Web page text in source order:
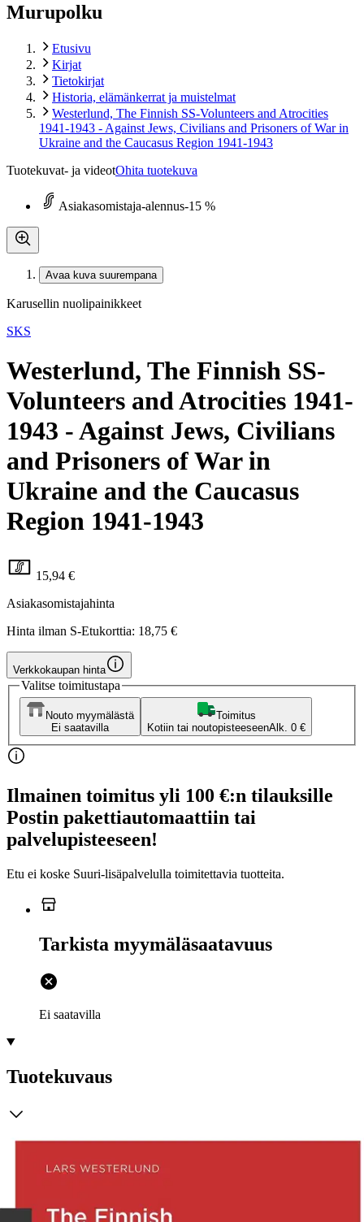
Murupolku
Etusivu
Kirjat
Tietokirjat
Historia, elämänkerrat ja muistelmat
Westerlund, The Finnish SS-Volunteers and Atrocities
1941-1943 - Against Jews, Civilians and Prisoners of War in
Ukraine and the Caucasus Region 1941-1943
Tuotekuvat- ja videotOhita tuotekuva
Asiakasomistaja-alennus-15 %
Avaa kuva suurempana
Karusellin nuolipainikkeet
SKS
Westerlund, The Finnish SS-
Volunteers and Atrocities 1941-
1943 - Against Jews, Civilians
and Prisoners of War in
Ukraine and the Caucasus
Region 1941-1943
15,94 €
Asiakasomistajahinta
Hinta ilman S-Etukorttia: 18,75 €
Verkkokaupan hinta
Valitse toimitustapa
Nouto myymälästä
Ei saatavilla
Toimitus
Kotiin tai noutopisteeseenAlk. 0 €
Ilmainen toimitus yli 100 €:n tilauksille
Postin pakettiautomaattiin tai
palvelupisteeseen!
Etu ei koske Suuri‑lisäpalvelulla toimitettavia tuotteita.
Tarkista myymäläsaatavuus
Ei saatavilla
Tuotekuvaus
In the spring of 1941, Finland began to recruit volunteers to serve in
the German Waffen-SS. After the perils of the Winter War of 1939-
40, the Finnish government and the military high command wanted
Union, even in the wake of the signing of the Moscow Peace Treaty.